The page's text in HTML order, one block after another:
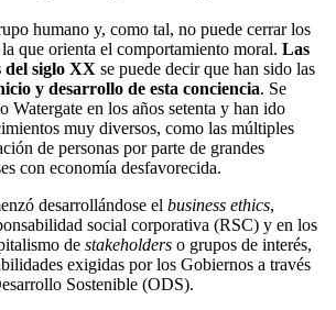
humano y, como tal, no puede cerrar los
que orienta el comportamiento moral. Las
del siglo XX se puede decir que han sido las
y desarrollo de esta conciencia. Se
Watergate en los años setenta y han ido
muy diversos, como las múltiples
de personas por parte de grandes
con economía desfavorecida.
desarrollándose el business ethics,
social corporativa (RSC) y en los
de stakeholders o grupos de interés,
exigidas por los Gobiernos a través
Sostenible (ODS).